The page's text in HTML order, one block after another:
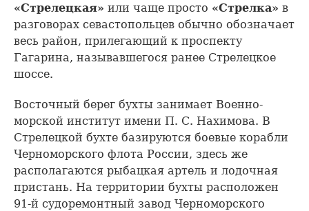
«Стрелецкая» или чаще просто «Стрелка» в
разговорах севастопольцев обычно обозначает
весь район, прилегающий к проспекту
Гагарина, называвшегося ранее Стрелецкое
шоссе.
Восточный берег бухты занимает Военно-
морской институт имени П. С. Нахимова. В
Стрелецкой бухте базируются боевые корабли
Черноморского флота России, здесь же
располагаются рыбацкая артель и лодочная
пристань. На территории бухты расположен
91-й судоремонтный завод Черноморского